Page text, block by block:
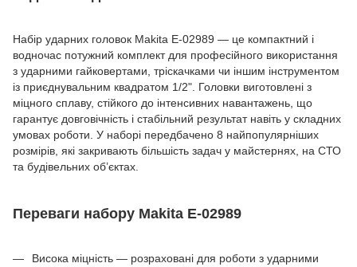
Набір ударних головок Makita E-02989 — це компактний і
водночас потужний комплект для професійного використання
з ударними гайковертами, тріскачками чи іншим інструментом
із приєднувальним квадратом 1/2". Головки виготовлені з
міцного сплаву, стійкого до інтенсивних навантажень, що
гарантує довговічність і стабільний результат навіть у складних
умовах роботи. У наборі передбачено 8 найпопулярніших
розмірів, які закривають більшість задач у майстернях, на СТО
та будівельних об’єктах.
Переваги набору Makita E-02989
Висока міцність — розраховані для роботи з ударними